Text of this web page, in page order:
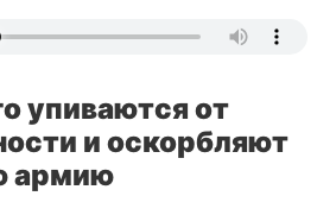
упиваются от
и оскорбляют
армию